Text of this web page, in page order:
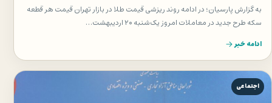
به گزارش پارسیان؛ در ادامه روند ریزشی قیمت طلا در بازار تهران قیمت هر قطعه
سکه طرح جدید در معاملات امروز یک‌شنبه ۲۰ اردیبهشت…
ادامه خبر
اجتماعی